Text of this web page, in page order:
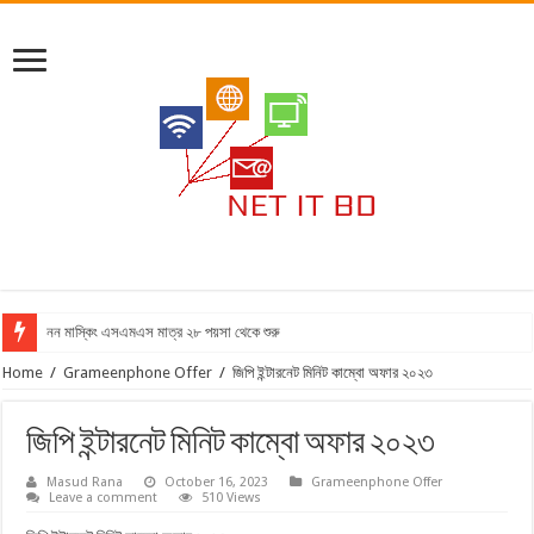
নন মাস্কিং এসএমএস মাত্র ২৮ পয়সা থেকে শুরু
Home / Grameenphone Offer / জিপি ইন্টারনেট মিনিট কাম্বো অফার ২০২৩
জিপি ইন্টারনেট মিনিট কাম্বো অফার ২০২৩
Masud Rana October 16, 2023
Grameenphone Offer
Leave a comment
510 Views